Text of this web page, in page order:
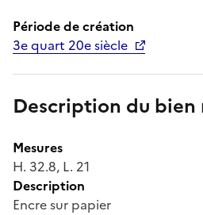
Période de création
3e quart 20e siècle
Description du bien
Mesures
H. 32.8, L. 21
Description
Encre sur papier